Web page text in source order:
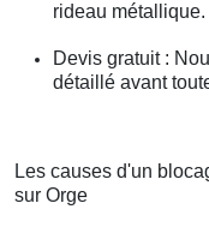
rideau métallique.
Devis gratuit :
détaillé avant
Les causes d'un
sur Orge